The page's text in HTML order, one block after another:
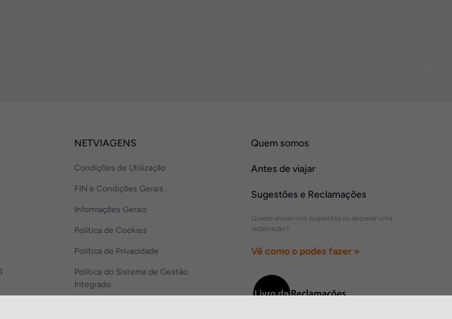
NETVIAGENS
Condições de Utilização
FIN e Condições Gerais
Informações Gerais
Política de Cookies
Política de Privacidade
Política do Sistema de Gestão
Integrado
Quem somos
Antes de viajar
Sugestões e Reclamações
Queres enviar-nos sugestões ou escrever uma
reclamação?
Vê como o podes fazer »